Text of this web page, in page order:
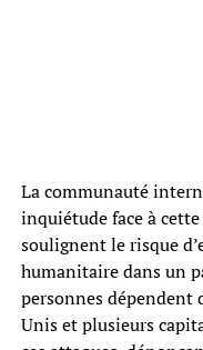
La communauté
inquiétude face à
soulignent le risque
humanitaire dans un
personnes dépendent
Unis et plusieurs